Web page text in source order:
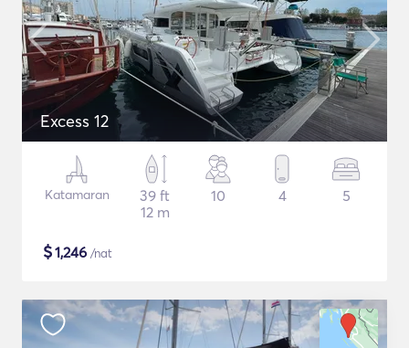
Excess 12
Katamaran
39 ft
12 m
10 4 5
$1,246 /nat